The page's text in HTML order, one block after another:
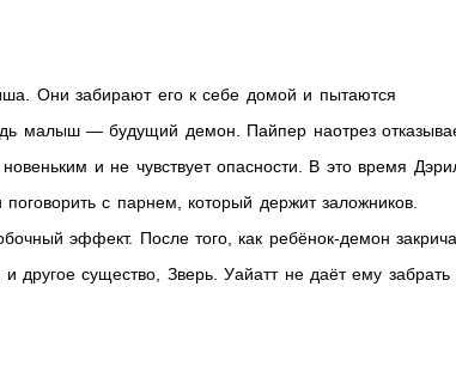
Они забирают его к себе домой и пытаются
малыш — будущий демон. Пайпер наотрез
и не чувствует опасности. В это время
с парнем, который держит заложников.
эффект. После того, как ребёнок-демон
другое существо, Зверь. Уайатт не даёт ему забрать